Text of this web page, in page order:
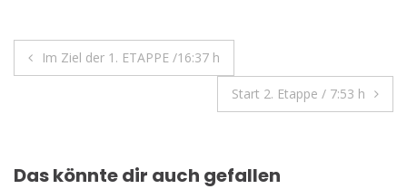
Beitragsnavigation
Im Ziel der 1. ETAPPE /16:37 h
Start 2. Etappe / 7:53 h
Das könnte dir auch gefallen